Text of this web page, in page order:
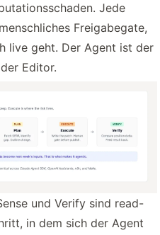
Jede
Freigabegate,
live geht. Der Agent ist der
Editor.
und Verify sind read-
in dem sich der Agent